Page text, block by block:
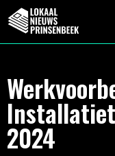
2024